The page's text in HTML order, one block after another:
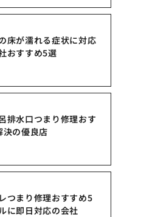
床が濡れる症状に対応
おすすめ5選
排水口つまり修理おす
決の優良店
つまり修理おすすめ5
に即日対応の会社